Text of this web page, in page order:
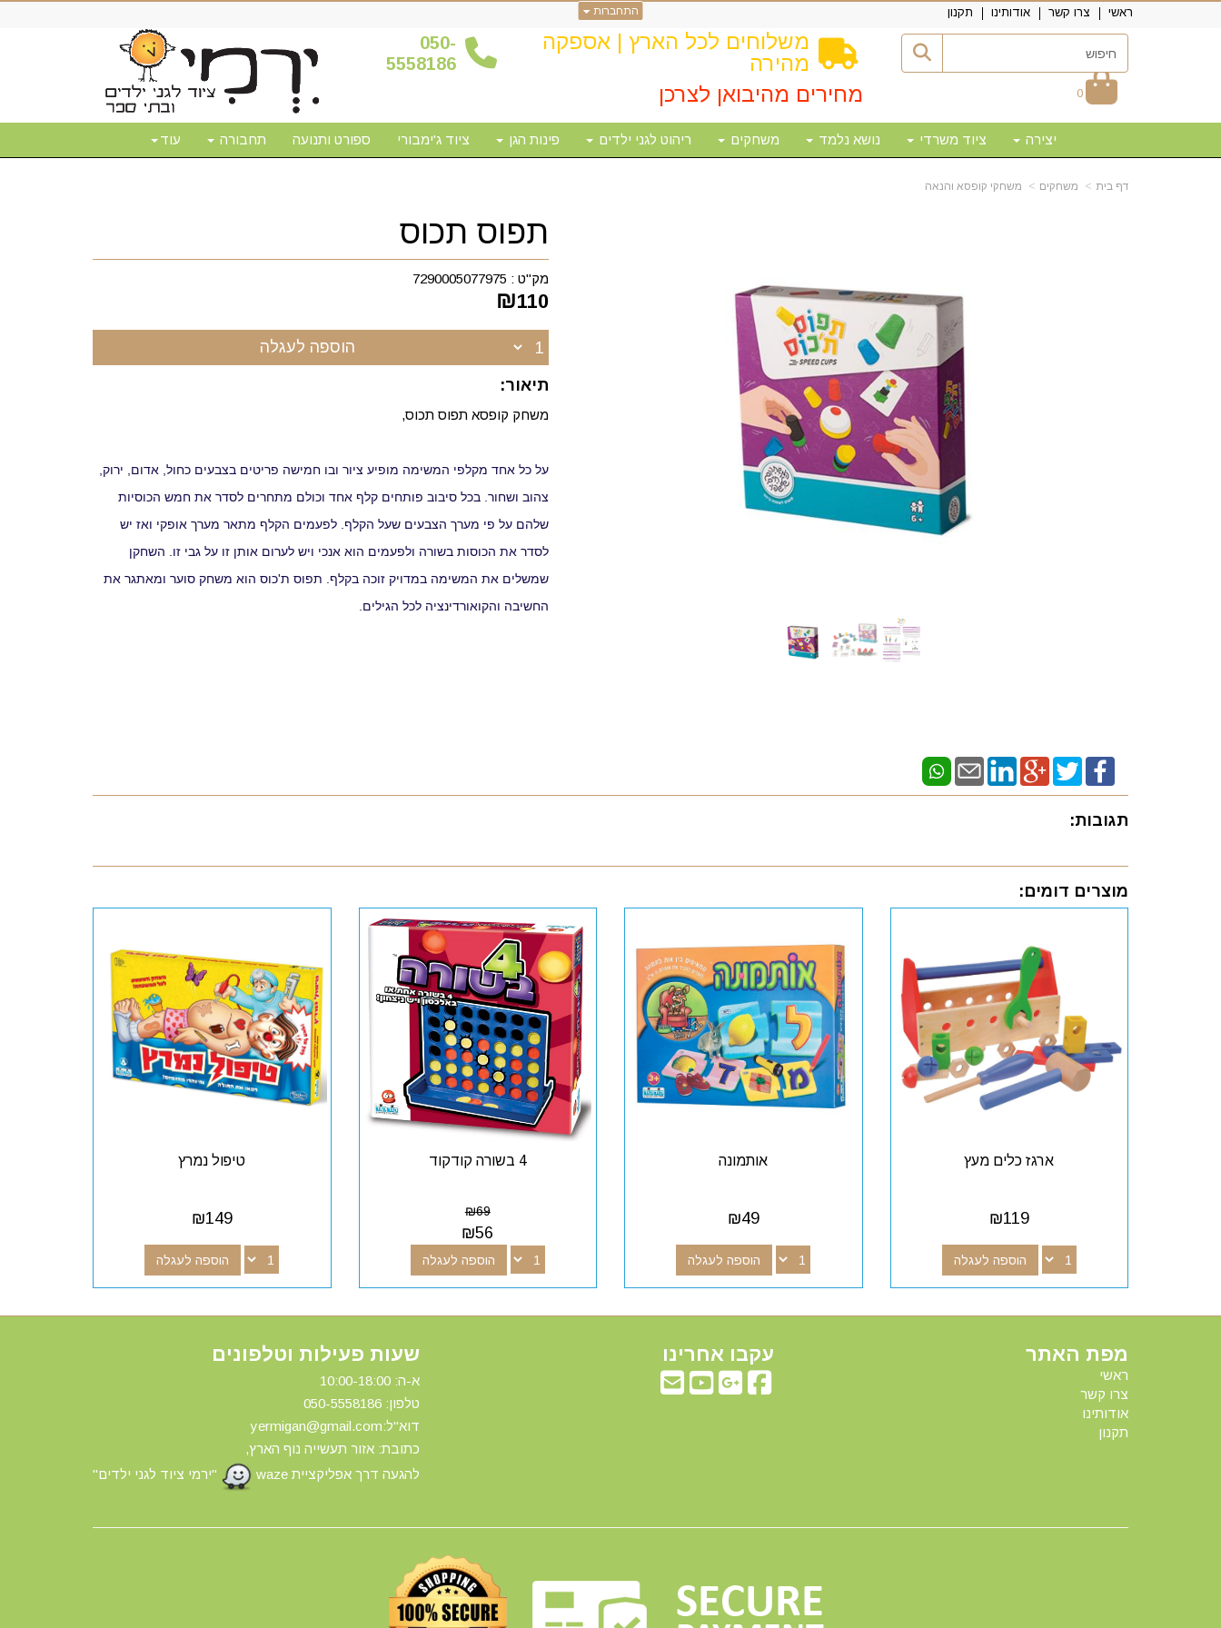
התחברות ראשי צרו קשר אודותינו תקנון
0
משלוחים לכל הארץ | אספקה
מהירה
050-
5558186
מחירים מהיבואן לצרכן
יצירה ציוד משרדי נושא נלמד משחקים ריהוט לגני ילדים פינות הגן ציוד ג'ימבורי ספורט ותנועה תחבורה עוד
דף בית משחקים משחקי קופסא והנאה
תפוס תכוס
מק"ט : 7290005077975
₪110
הוספה לעגלה
תיאור:
משחק קופסא תפוס תכוס,
על כל אחד מקלפי המשימה מופיע ציור ובו חמישה פריטים בצבעים כחול, אדום, ירוק,
צהוב ושחור. בכל סיבוב פותחים קלף אחד וכולם מתחרים לסדר את חמש הכוסיות
שלהם על פי מערך הצבעים שעל הקלף. לפעמים הקלף מתאר מערך אופקי ואז יש
לסדר את הכוסות בשורה ולפעמים הוא אנכי ויש לערום אותן זו על גבי זו. השחקן
שמשלים את המשימה במדויק זוכה בקלף. תפוס ת'כוס הוא משחק סוער ומאתגר את
החשיבה והקואורדינציה לכל הגילים.
תגובות:
מוצרים דומים:
ארגז כלים מעץ
₪119
הוספה לעגלה
אותמונה
₪49
הוספה לעגלה
4 בשורה קודקוד
₪69
₪56
הוספה לעגלה
טיפול נמרץ
₪149
הוספה לעגלה
מפת האתר
ראשי
צרו קשר
אודותינו
תקנון
עקבו אחרינו שעות פעילות וטלפונים
א-ה: 10:00-18:00
טלפון: 0 50-5558186
דוא"ל:yermigan@gmail.com
כתובת: אזור תעשייה נוף הארץ,
להגעה דרך אפליקציית waze
"ירמי ציוד לגני ילדים"